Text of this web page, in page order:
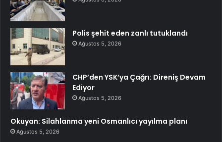
Polis şehit eden zanlı tutuklandı
Ağustos 5, 2026
CHP’den YSK’ya Çağrı: Direniş Devam
Ediyor
Ağustos 5, 2026
Okuyan: Silahlanma yeni Osmanlıcı yayılma planı
Ağustos 5, 2026